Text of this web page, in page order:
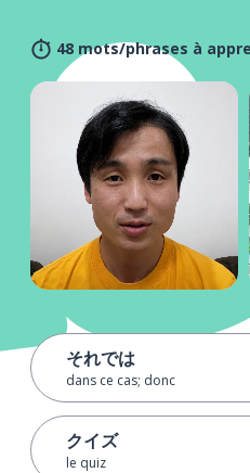
48 mots/phrases à
それでは
dans ce cas; donc
クイズ
le quiz